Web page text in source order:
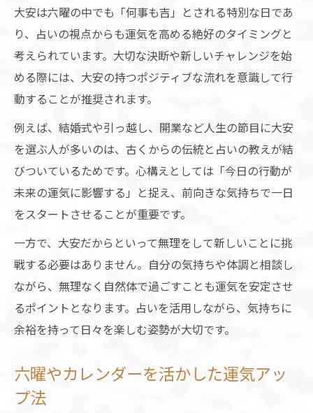
六曜ごとの運気の流れと大安の特徴
カレンダー選びに役立つ占い的な視点
一粒万倍日との違いも知りたい大安の本質
天赦日や一粒万倍日との違いに注目
占いで比較する大安と天赦日の違いとは
一粒万倍日と大安の開運効果を占いで解説
吉日重複時の過ごし方を占いで選ぶコツ
六曜カレンダー活用で分かる吉日の選び方
天赦日と大安を活かした運気アップ方法
占いで心を整える大安の朝のスタート法
六曜を意識した大安の感謝習慣を取り入れ
る
大安にできるリラックスと運気上昇の秘訣
心穏やかに過ごすための大安の小さな工夫
大安の時間帯選びと開運アクション
大安は六曜の中でも「何事も吉」とされる特別な日であ
り、占いの視点からも運気を高める絶好のタイミングと
考えられています。大切な決断や新しいチャレンジを始
める際には、大安の持つポジティブな流れを意識して行
動することが推奨されます。
例えば、結婚式や引っ越し、開業など人生の節目に大安
を選ぶ人が多いのは、古くからの伝統と占いの教えが結
びついているためです。心構えとしては「今日の行動が
未来の運気に影響する」と捉え、前向きな気持ちで一日
をスタートさせることが重要です。
一方で、大安だからといって無理をして新しいことに挑
戦する必要はありません。自分の気持ちや体調と相談し
ながら、無理なく自然体で過ごすことも運気を安定させ
るポイントとなります。占いを活用しながら、気持ちに
余裕を持って日々を楽しむ姿勢が大切です。
六曜やカレンダーを活かした運気アッ
プ法